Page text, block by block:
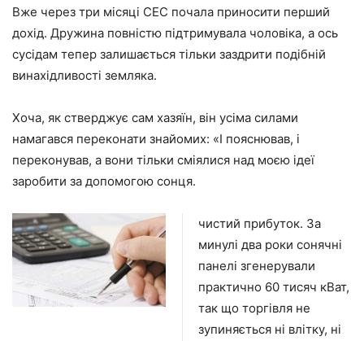
Вже через три місяці СЕС почала приносити перший
дохід. Дружина повністю підтримувала чоловіка, а ось
сусідам тепер залишається тільки заздрити подібній
винахідливості земляка.
Хоча, як стверджує сам хазяїн, він усіма силами
намагався переконати знайомих: «І пояснював, і
переконував, а вони тільки сміялися над моєю ідеї
заробити за допомогою сонця.
чистий прибуток. За
минулі два роки сонячні
панелі згенерували
практично 60 тисяч кВат,
так що торгівля не
зупиняється ні влітку, ні